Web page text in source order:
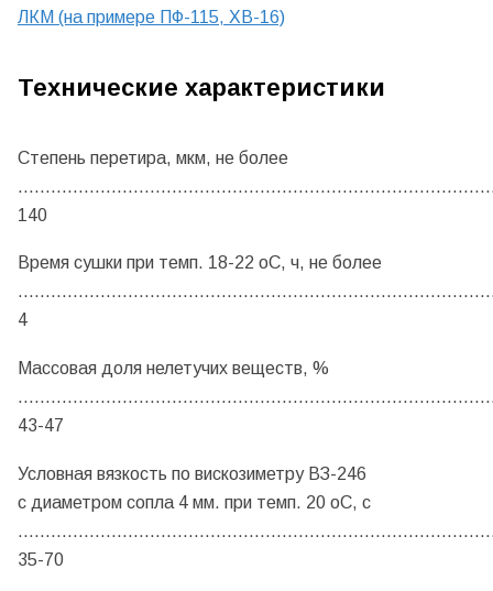
ЛКМ (на примере ПФ-115, ХВ-16)
Технические характеристики
Степень перетира, мкм, не более
140
Время сушки при темп. 18-22 оС, ч, не более
4
Массовая доля нелетучих веществ, %
43-47
Условная вязкость по вискозиметру ВЗ-246
с диаметром сопла 4 мм. при темп. 20 оС, с
35-70